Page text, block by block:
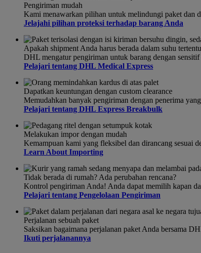
Pengiriman mudah
Kami menawarkan pilihan untuk melindungi paket dan
Jelajahi pilihan proteksi terhadap barang Anda
Apakah shipment Anda harus berada dalam suhu
DHL mengatur pengiriman untuk barang dengan
Pelajari tentang DHL Medical Express
Dapatkan keuntungan dengan custom clearance
Memudahkan banyak pengiriman dengan penerima
Pelajari tentang DHL Express Breakbulk
Melakukan impor dengan mudah
Kemampuan kami yang fleksibel dan dirancang sesuai
Learn About Importing
Tidak berada di rumah? Ada perubahan rencana?
Kontrol pengiriman Anda! Anda dapat memilih kapan
Pelajari tentang Pengelolaan Pengiriman
Perjalanan sebuah paket
Saksikan bagaimana perjalanan paket Anda bersama
Ikuti perjalanannya